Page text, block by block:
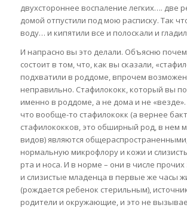
двухстороннее воспаление легких…. две
домой отпустили под мою расписку. Так
воду… и кипятили все и полоскали и
И напрасно вы это делали. Объясню
состоит в том, что, как вы сказали,
подхватили в роддоме, впрочем
неправильно. Стафилококк, который вы
именно в роддоме, а не дома и не
что вообще-то стафилококк (а вернее
стафилококков, это обширный род, в нем
видов) являются
нормальную микрофлору и кожи и
рта и носа. И в норме – они в числе
и слизистые младенца в первые же часы
(рождается ребенок стерильным),
родители и окружающие, и это не